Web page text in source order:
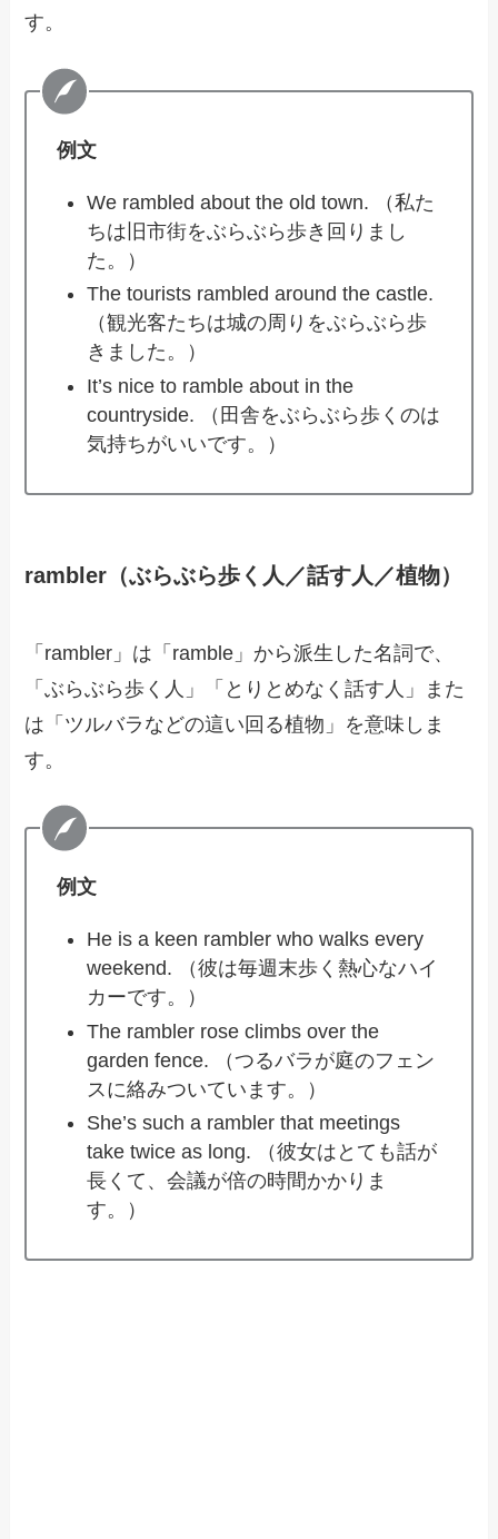
す。
例文
We rambled about the old town. （私た
ちは旧市街をぶらぶら歩き回りまし
た。）
The tourists rambled around the castle.
（観光客たちは城の周りをぶらぶら歩
きました。）
It’s nice to ramble about in the
countryside. （田舎をぶらぶら歩くのは
気持ちがいいです。）
rambler（ぶらぶら歩く人／話す人／植物）
「rambler」は「ramble」から派生した名詞で、
「ぶらぶら歩く人」「とりとめなく話す人」また
は「ツルバラなどの這い回る植物」を意味しま
す。
例文
He is a keen rambler who walks every
weekend. （彼は毎週末歩く熱心なハイ
カーです。）
The rambler rose climbs over the
garden fence. （つるバラが庭のフェン
スに絡みついています。）
She’s such a rambler that meetings
take twice as long. （彼女はとても話が
長くて、会議が倍の時間かかりま
す。）